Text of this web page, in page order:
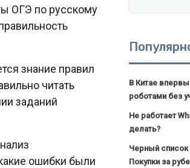
ОГЭ по русскому
знание правил
читать
заданий
ошибки были
В Китае
роботами без
Не работает
делать?
Черный
Покупки за